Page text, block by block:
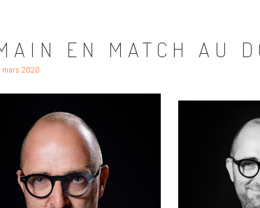
EN MATCH AU
mars 2020